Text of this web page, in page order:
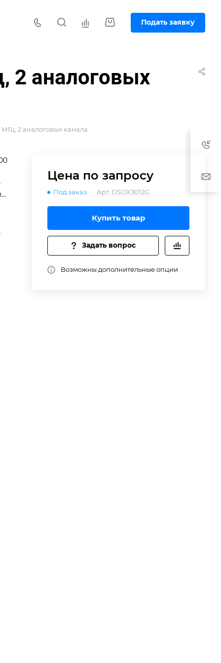
Подать заявку
2 аналоговых
2 аналоговых канала
Цена по запросу
Под заказ Арт. DSOX3012G
Купить товар
Задать вопрос
Возможны дополнительные опции